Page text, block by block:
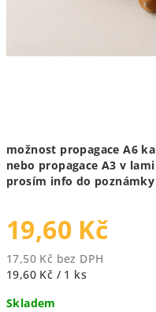
možnost propagace A6
nebo propagace A3 v
prosím info do
19,60 Kč
17,50 Kč bez DPH
Měrná
19,60 Kč / 1 ks
Skladem